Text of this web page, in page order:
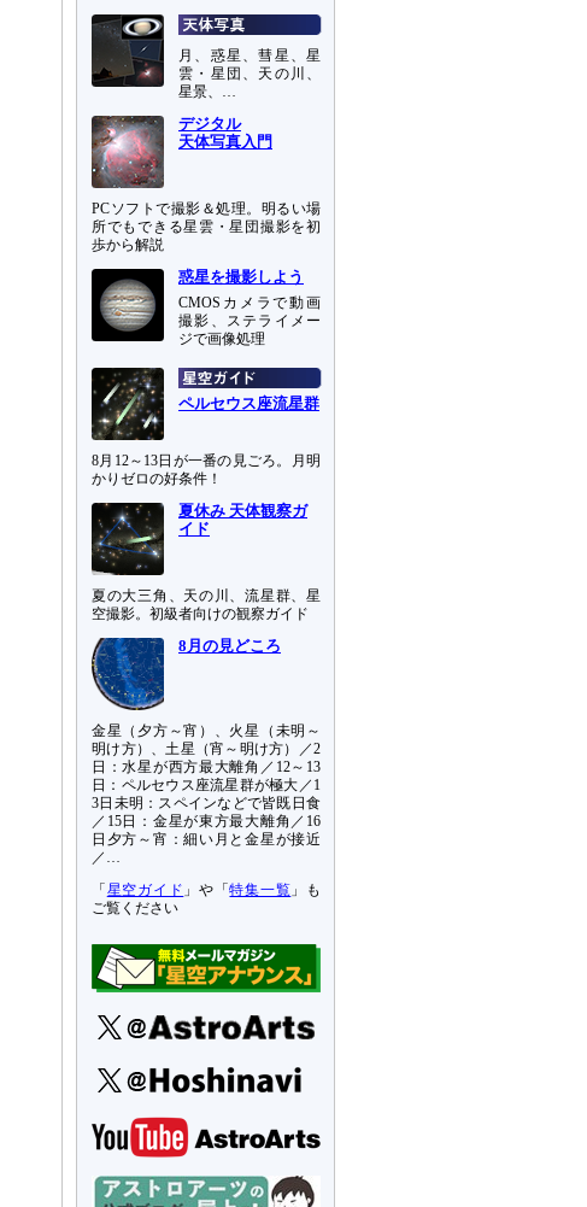
月、惑星、彗星、星
雲・星団、天の川、
星景、…
デジタル
天体写真入門
PCソフトで撮影＆処理。明るい場
所でもできる星雲・星団撮影を初
歩から解説
惑星を撮影しよう
CMOSカメラで動画
撮影、ステライメー
ジで画像処理
ペルセウス座流星群
8月12～13日が一番の見ごろ。月明
かりゼロの好条件！
夏休み 天体観察ガ
イド
夏の大三角、天の川、流星群、星
空撮影。初級者向けの観察ガイド
8月の見どころ
金星（夕方～宵）、火星（未明～
明け方）、土星（宵～明け方）／2
日：水星が西方最大離角／12～13
日：ペルセウス座流星群が極大／1
3日未明：スペインなどで皆既日食
／15日：金星が東方最大離角／16
日夕方～宵：細い月と金星が接近
／…
「 星空ガイド 」や「特集一覧 」も
ご覧ください